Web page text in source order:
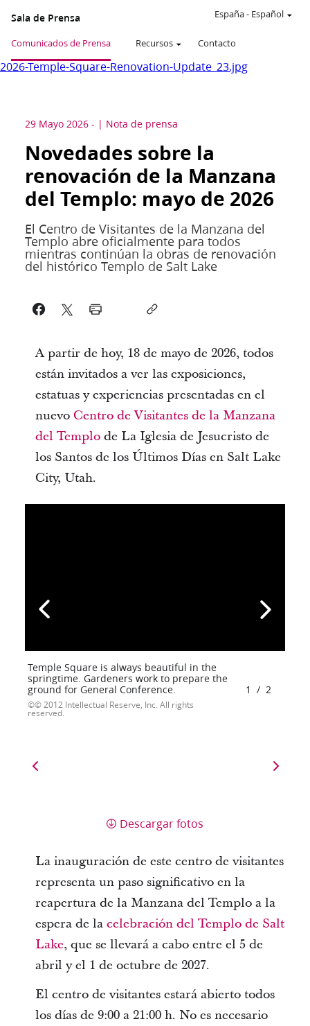
Sala de Prensa
Comunicados de Prensa Recursos Contacto
España- Español
2026-Temple-Square-Renovation-Update_23.jpg
29 Mayo 2026 - Nota de prensa
Novedades sobre la
renovación de la Manzana
del Templo: mayo de 2026
El Centro de Visitantes de la Manzana del
Templo abre oficialmente para todos
mientras continúan la obras de renovación
del histórico Templo de Salt Lake
A partir de hoy, 18 de mayo de 2026, todos
están invitados a ver las exposiciones,
estatuas y experiencias presentadas en el
nuevo Centro de Visitantes de la Manzana
del Templode La Iglesia de Jesucristo de
los Santos de los Últimos Días en Salt Lake
City, Utah.
Temple Square is always beautiful in the
springtime. Gardeners work to prepare the
ground for General Conference.
© 2012 Intellectual Reserve, Inc. All rights
reserved.
1 / 2
Descargar fotos
La inauguración de este centro de visitantes
representa un paso significativo en la
reapertura de la Manzana del Templo a la
espera de la celebración del Templo de Salt
Lake, que se llevará a cabo entre el 5 de
abril y el 1 de octubre de 2027.
El centro de visitantes estará abierto todos
los días de 9:00 a 21:00 h. No es necesario